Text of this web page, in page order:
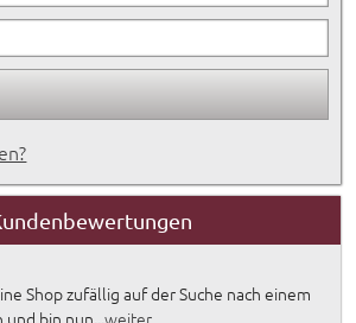
Shop zufällig auf der Suche nach einem
und bin nun...weiter